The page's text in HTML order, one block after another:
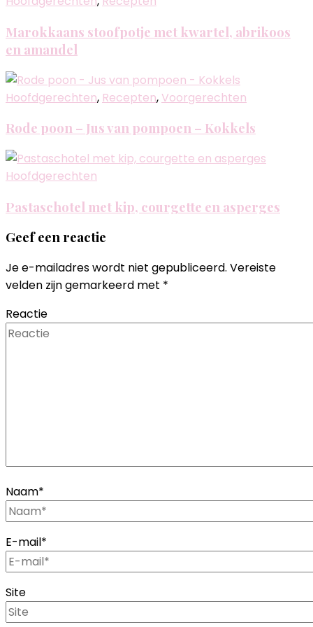
Marokkaans stoofpotje met kwartel, abrikoos
en amandel
Hoofdgerechten, Recepten,Voorgerechten
Rode poon – Jus van pompoen – Kokkels
Hoofdgerechten
Pastaschotel met kip, courgette en asperges
Geef een reactie
Je e-mailadres wordt niet gepubliceerd. Vereiste
velden zijn gemarkeerd met *
Reactie
Naam*
E-mail*
Site